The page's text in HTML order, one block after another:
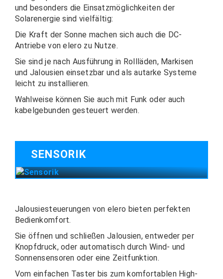
und besonders die Einsatzmöglichkeiten der
Solarenergie sind vielfältig:
Die Kraft der Sonne machen sich auch die DC-
Antriebe von elero zu Nutze.
Sie sind je nach Ausführung in Rollläden, Markisen
und Jalousien einsetzbar und als autarke Systeme
leicht zu installieren.
Wahlweise können Sie auch mit Funk oder auch
kabelgebunden gesteuert werden.
SENSORIK
Jalousiesteuerungen von elero bieten perfekten
Bedienkomfort.
Sie öffnen und schließen Jalousien, entweder per
Knopfdruck, oder automatisch durch Wind- und
Sonnensensoren oder eine Zeitfunktion.
Vom einfachen Taster bis zum komfortablen High-